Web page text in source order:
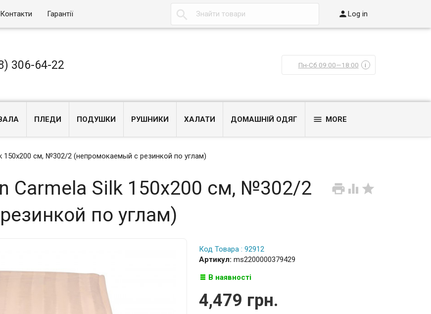
Контакти Гарантії  Log in
306-64-22 Пн-Сб 09:00—18:00 i
ПЛЕДИ ПОДУШКИ РУШНИКИ ХАЛАТИ ДОМАШНІЙ ОДЯГ  MORE
150x200 см, №302/2 (непромокаемый с резинкой по углам)
  
Carmela Silk 150x200 см, №302/2
по углам)
Код Товара : 92912
Артикул: ms2200000379429
В наявності
4,479 грн.